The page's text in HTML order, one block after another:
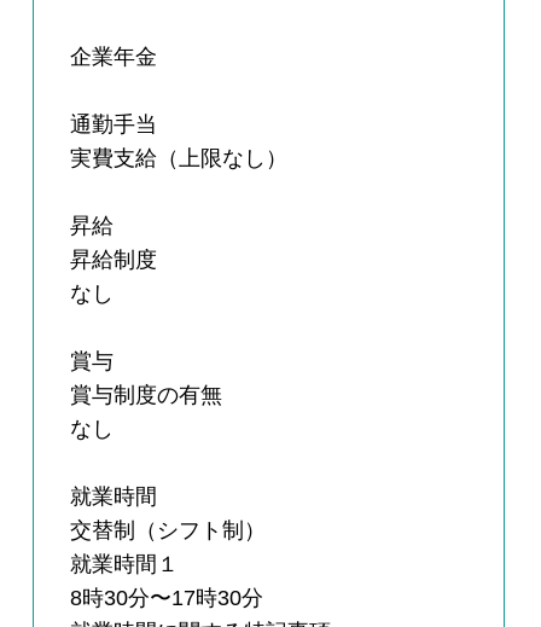
企業年金
通勤手当
実費支給（上限なし）
昇給
昇給制度
なし
賞与
賞与制度の有無
なし
就業時間
交替制（シフト制）
就業時間１
8時30分〜17時30分